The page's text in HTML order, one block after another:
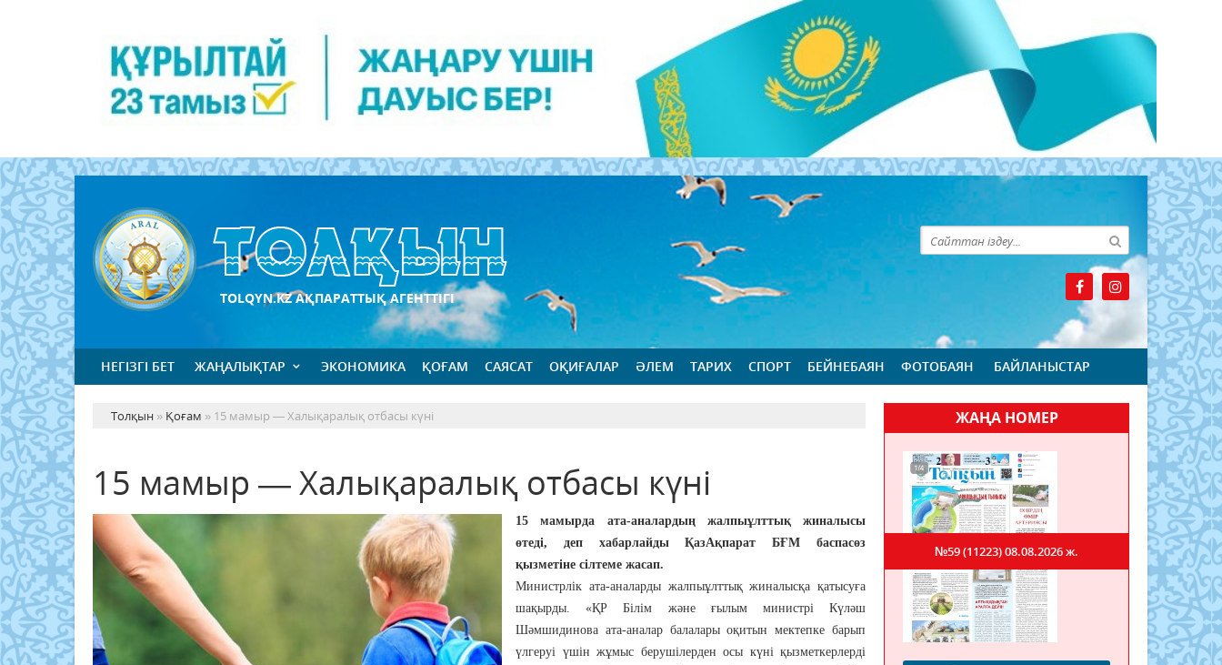
TOLQYN.KZ АҚПАРАТТЫҚ АГЕНТТІГІ
НЕГІЗГІ БЕТ ЖАҢАЛЫҚТАР ЭКОНОМИКА ҚОҒАМ САЯСАТ ОҚИҒАЛАР ӘЛЕМ ТАРИХ СПОРТ БЕЙНЕБАЯН ФОТОБАЯН БАЙЛАНЫСТАР
Толқын » Қоғам » 15 мамыр — Халықаралық отбасы күні
15 мамыр — Халықаралық отбасы күні
15 мамырда ата-аналардың жалпыұлттық жиналысы
өтеді, деп хабарлайды ҚазАқпарат БҒМ баспасөз
қызметіне сілтеме жасап.
Министрлік ата-аналарды жалпыұлттық жиналысқа қатысуға
шақырды. «ҚР Білім және ғылым министрі Күләш
Шәмшидинова ата-аналар балалары оқитын мектепке барып
үлгеруі үшін жұмыс берушілерден осы күні қызметкерлерді
ЖАҢА НОМЕР
№59 (11223)08.08.2026 ж.